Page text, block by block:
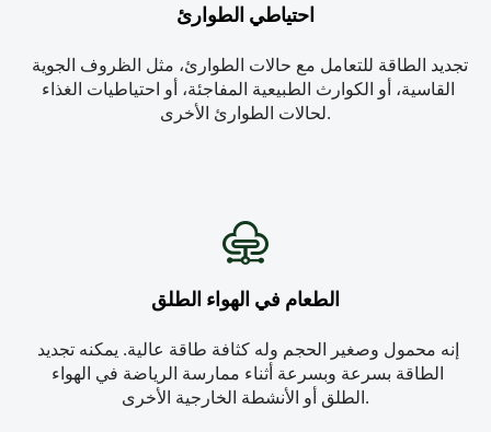
احتياطي الطوارئ
لحالات الطوارئ الأخرى.
الطعام في الهواء الطلق
الطلق أو الأنشطة الخارجية الأخرى.